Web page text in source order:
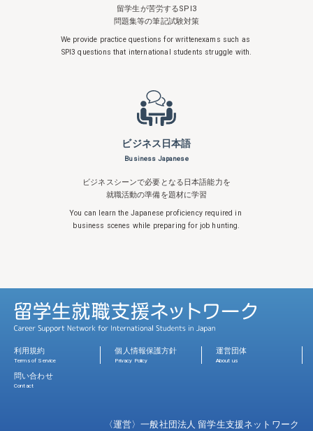
留学生が苦労するSPI3
問題集等の筆記試験対策
We provide practice questions for writtenexams such as
SPI3 questions that international students struggle with.
ビジネス日本語
Business Japanese
ビジネスシーンで必要となる日本語能力を
就職活動の準備を題材に学習
You can learn the Japanese proficiency required in
business scenes while preparing for job hunting.
利用規約
Terms of Service
個人情報保護方針
Privacy Policy
運営団体
About us
問い合わせ
Contact
〈運営〉一般社団法人 留学生支援ネットワーク